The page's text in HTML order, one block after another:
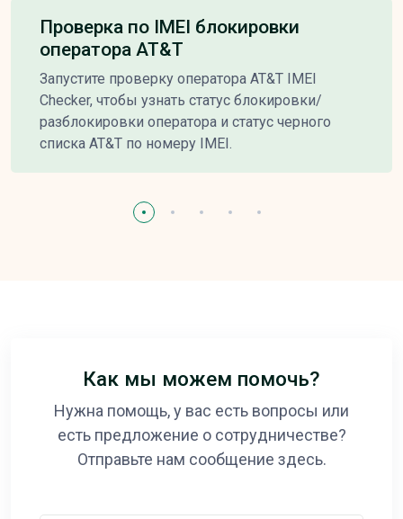
Проверка по IMEI блокировки
оператора AT&T
Запустите проверку оператора AT&T IMEI
Checker, чтобы узнать статус блокировки/
разблокировки оператора и статус черного
списка AT&T по номеру IMEI.
Как мы можем помочь?
Нужна помощь, у вас есть вопросы или
есть предложение о сотрудничестве?
Отправьте нам сообщение здесь.